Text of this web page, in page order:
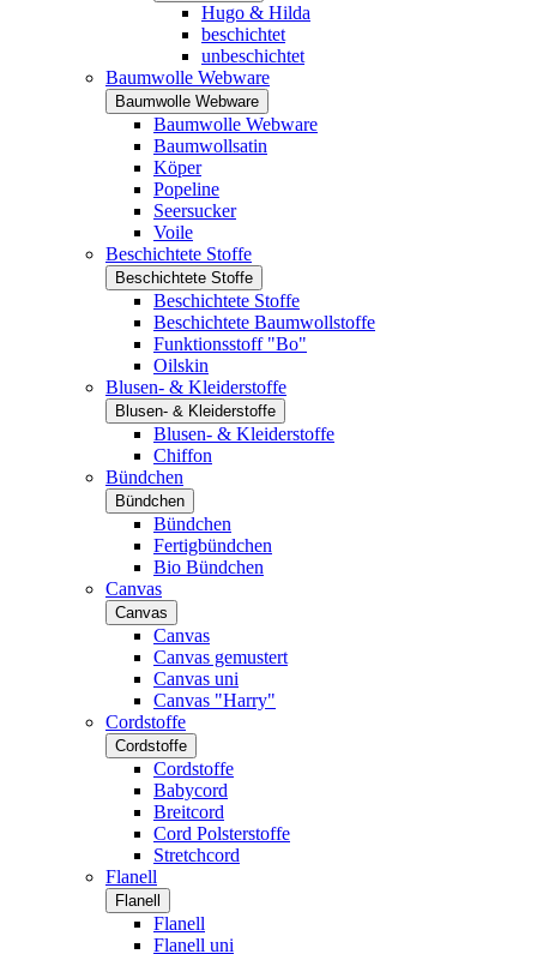
Hugo & Hilda
beschichtet
unbeschichtet
Baumwolle Webware
Baumwolle Webware
Baumwolle Webware
Baumwollsatin
Köper
Popeline
Seersucker
Voile
Beschichtete Stoffe
Beschichtete Stoffe
Beschichtete Stoffe
Beschichtete Baumwollstoffe
Funktionsstoff "Bo"
Oilskin
Blusen- & Kleiderstoffe
Blusen- & Kleiderstoffe
Blusen- & Kleiderstoffe
Chiffon
Bündchen
Bündchen
Bündchen
Fertigbündchen
Bio Bündchen
Canvas
Canvas
Canvas
Canvas gemustert
Canvas uni
Canvas "Harry"
Cordstoffe
Cordstoffe
Cordstoffe
Babycord
Breitcord
Cord Polsterstoffe
Stretchcord
Flanell
Flanell
Flanell
Flanell uni